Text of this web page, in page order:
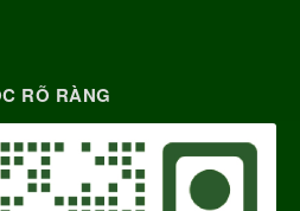
RÕ RÀNG